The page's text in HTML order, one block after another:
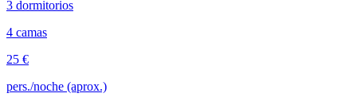
3 dormitorios
4 camas
25 €
pers./noche (aprox.)